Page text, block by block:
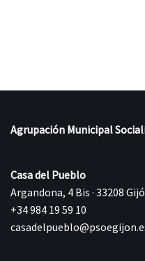
Agrupación Municipal
Casa del Pueblo
Argandona, 4 Bis · 33208
+34 984 19 59 10